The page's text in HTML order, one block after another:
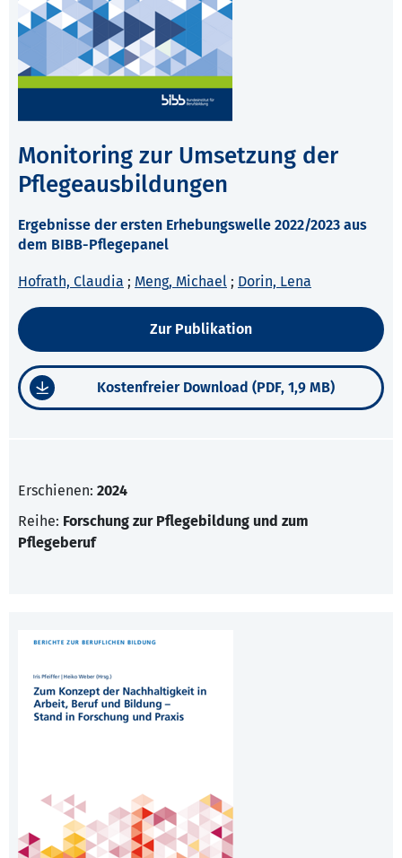
Monitoring zur Umsetzung der
Pflegeausbildungen
Ergebnisse der ersten Erhebungswelle 2022/2023 aus
dem BIBB-Pflegepanel
Hofrath, Claudia ; Meng, Michael ; Dorin, Lena
Zur Publikation
Kostenfreier Download (PDF, 1,9 MB)
Erschienen: 2024
Reihe: Forschung zur Pflegebildung und zum
Pflegeberuf